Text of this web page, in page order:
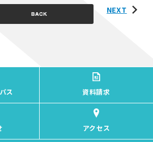
NEXT
ス 資料請求
アクセス